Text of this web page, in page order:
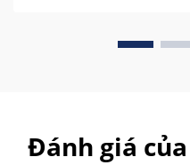
Đánh giá